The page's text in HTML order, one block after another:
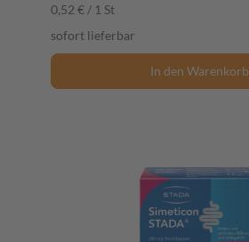
0,52 € / 1 St
sofort lieferbar
In den Warenkorb